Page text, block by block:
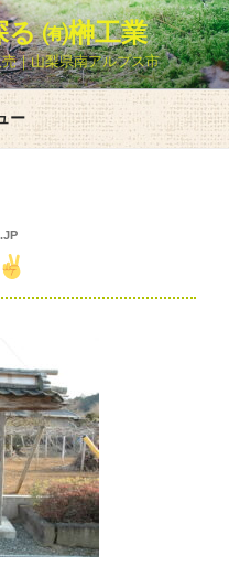
㈲榊工業
｜山梨県南アルプス市
ー